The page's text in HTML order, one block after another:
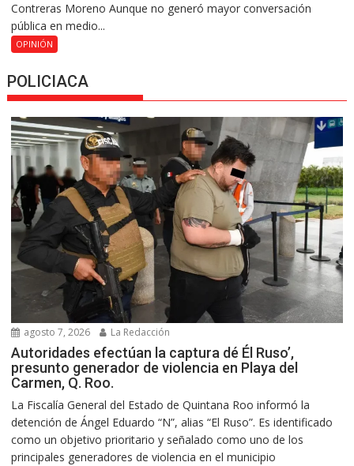
Contreras Moreno Aunque no generó mayor conversación
pública en medio...
OPINIÓN
POLICIACA
agosto 7, 2026 La Redacción
Autoridades efectúan la captura dé Él Ruso’,
presunto generador de violencia en Playa del
Carmen, Q. Roo.
La Fiscalía General del Estado de Quintana Roo informó la
detención de Ángel Eduardo “N”, alias “El Ruso”. Es identificado
como un objetivo prioritario y señalado como uno de los
principales generadores de violencia en el municipio